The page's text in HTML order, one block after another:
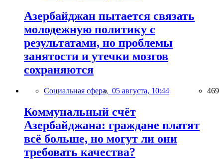
Азербайджан пытается связать
молодежную политику с
результатами, но проблемы
занятости и утечки мозгов
сохраняются
Социальная сфера, 05 августа, 10:44 469
Коммунальный счёт
Азербайджана: граждане платят
всё больше, но могут ли они
требовать качества?